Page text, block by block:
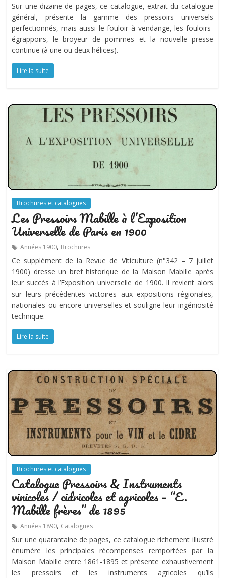
Sur une dizaine de pages, ce catalogue, extrait du catalogue
général, présente la gamme des pressoirs universels
perfectionnés, mais aussi le fouloir à vendange, les fouloirs-
égrappoirs, le broyeur de pommes et la nouvelle presse
continue (à une ou deux hélices).
Lire la suite
Brochures et catalogues
Les Pressoirs Mabille à l’Exposition
Universelle de Paris en 1900
Années 1900, Brochures
Ce supplément de la Revue de Viticulture (n°342 – 7 juillet
1900) dresse un bref historique de la Maison Mabille après
leur succès à l’Exposition universelle de 1900. Il revient alors
sur leurs précédentes victoires aux expositions régionales,
nationales ou encore universelles et souligne leur ingéniosité
technique.
Lire la suite
Brochures et catalogues
Catalogue Pressoirs & Instruments
vinicoles / cidricoles et agricoles – “E.
Mabille frères” de 1895
Années 1890, Catalogues
Sur une quarantaine de pages, ce catalogue richement illustré
énumère les principales récompenses remportées par la
Maison Mabille entre 1861-1895 et présente exhaustivement
les pressoirs et les instruments agricoles qu’ils